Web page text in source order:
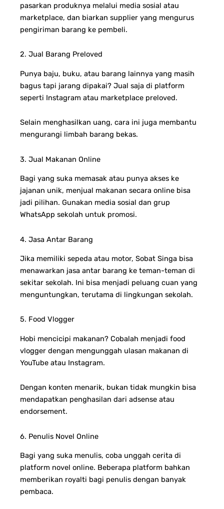
pasarkan produknya melalui media sosial atau
marketplace, dan biarkan supplier yang mengurus
pengiriman barang ke pembeli.
2. Jual Barang Preloved
Punya baju, buku, atau barang lainnya yang masih
bagus tapi jarang dipakai? Jual saja di platform
seperti Instagram atau marketplace preloved.
Selain menghasilkan uang, cara ini juga membantu
mengurangi limbah barang bekas.
3. Jual Makanan Online
Bagi yang suka memasak atau punya akses ke
jajanan unik, menjual makanan secara online bisa
jadi pilihan. Gunakan media sosial dan grup
WhatsApp sekolah untuk promosi.
4. Jasa Antar Barang
Jika memiliki sepeda atau motor, Sobat Singa bisa
menawarkan jasa antar barang ke teman-teman di
sekitar sekolah. Ini bisa menjadi peluang cuan yang
menguntungkan, terutama di lingkungan sekolah.
5. Food Vlogger
Hobi mencicipi makanan? Cobalah menjadi food
vlogger dengan mengunggah ulasan makanan di
YouTube atau Instagram.
Dengan konten menarik, bukan tidak mungkin bisa
mendapatkan penghasilan dari adsense atau
endorsement.
6. Penulis Novel Online
Bagi yang suka menulis, coba unggah cerita di
platform novel online. Beberapa platform bahkan
memberikan royalti bagi penulis dengan banyak
pembaca.